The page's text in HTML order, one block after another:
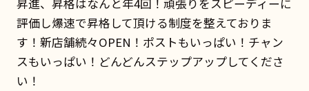
昇進、昇格はなんと年4回！頑張りをスピーディーに
評価し爆速で昇格して頂ける制度を整えておりま
す！新店舗続々OPEN！ポストもいっぱい！チャン
スもいっぱい！どんどんステップアップしてくださ
い！